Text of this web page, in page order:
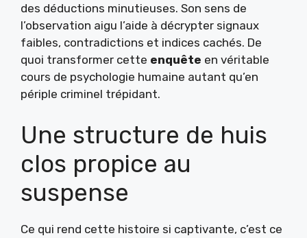
des déductions minutieuses. Son sens de
l’observation aigu l’aide à décrypter signaux
faibles, contradictions et indices cachés. De
quoi transformer cette enquête en véritable
cours de psychologie humaine autant qu’en
périple criminel trépidant.
Une structure de huis
clos propice au
suspense
Ce qui rend cette histoire si captivante, c’est ce